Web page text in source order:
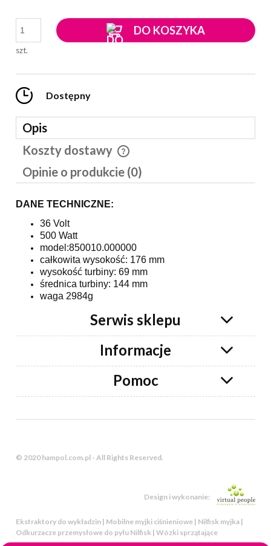
szt.
DO KOSZYKA
Dostępny
Opis
Koszty dostawy
Cena nie zawiera ewentualnych kosztów płatności
Opinie o produkcie (0)
DANE TECHNICZNE:
36 Volt
500 Watt
model:850010.000000
całkowita wysokość: 176 mm
wysokość turbiny: 69 mm
średnica turbiny: 144 mm
waga 2984g
Serwis sklepu
Informacje
Pomoc
© 2020 hampol.com.pl - All Rights Reserved.
Design i wykonanie:
Ekstraktory do wykładzin | Mobilne myjki ciśnieniowe | Nilfisk myjka |
Odkurzacze przemysłowe do pyłu Nilfisk | Wózki sprzątające